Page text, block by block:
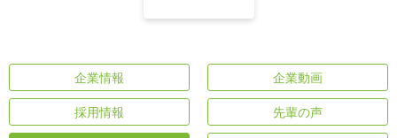
企業情報 企業動画
採用情報 先輩の声